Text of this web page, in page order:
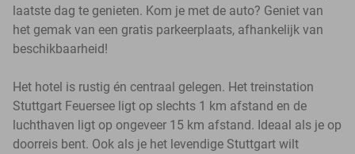
laatste dag te genieten. Kom je met de auto? Geniet van
het gemak van een gratis parkeerplaats, afhankelijk van
beschikbaarheid!
Het hotel is rustig én centraal gelegen. Het treinstation
Stuttgart Feuersee ligt op slechts 1 km afstand en de
luchthaven ligt op ongeveer 15 km afstand. Ideaal als je op
doorreis bent. Ook als je het levendige Stuttgart wilt